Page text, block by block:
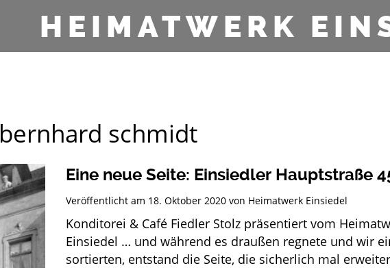
HEIMATWERK
bernhard schmidt
Eine neue Seite: Einsiedler Hauptstraße
Veröffentlicht am 18. Oktober 2020von Heimatwerk Einsiedel
Konditorei & Café Fiedler Stolz präsentiert vom
Einsiedel … und während es draußen regnete und wir
sortierten, entstand die Seite, die sicherlich mal